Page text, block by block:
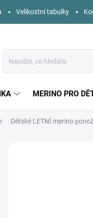
Velikostní tabulky
MERINO PRO
Dětské LETNÍ merino